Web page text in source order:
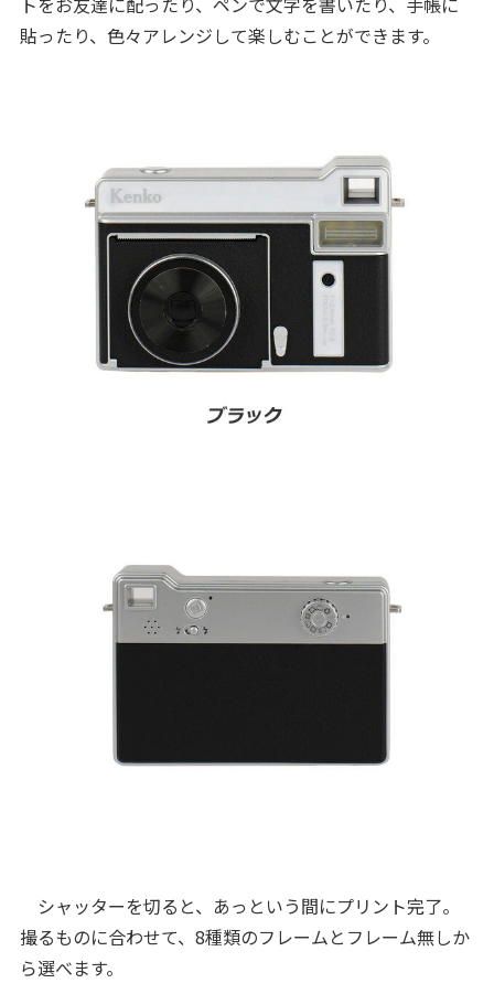
貼ったり、色々アレンジして楽しむことができます。
シャッターを切ると、あっという間にプリント完了。
撮るものに合わせて、8種類のフレームとフレーム無しか
ら選べます。